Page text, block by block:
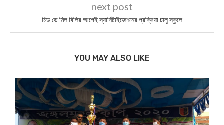
next post
মিড ডে মিল বিলির আগেই স্যানিটাইজেশনের প্রক্রিয়া চালু স্কুলে
YOU MAY ALSO LIKE